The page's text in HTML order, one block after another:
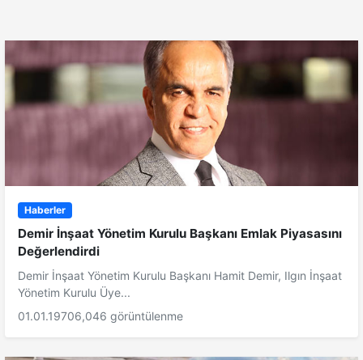
Haberler
Demir İnşaat Yönetim Kurulu Başkanı Emlak Piyasasını
Değerlendirdi
Demir İnşaat Yönetim Kurulu Başkanı Hamit Demir, Ilgın İnşaat
Yönetim Kurulu Üye...
01.01.19706,046 görüntülenme